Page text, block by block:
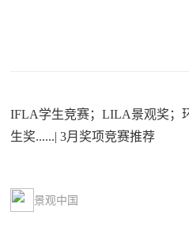
IFLA学生竞赛；LILA景观奖；
生奖......| 3月奖项竞赛推荐
景观中国